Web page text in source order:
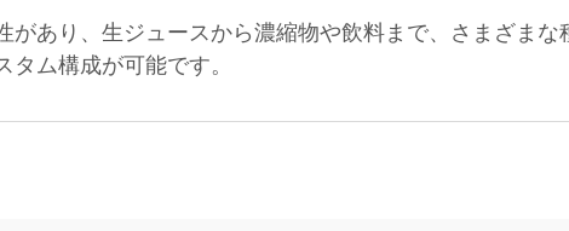
あり、生ジュースから濃縮物や飲料まで、さまざまな
ム構成が可能です。